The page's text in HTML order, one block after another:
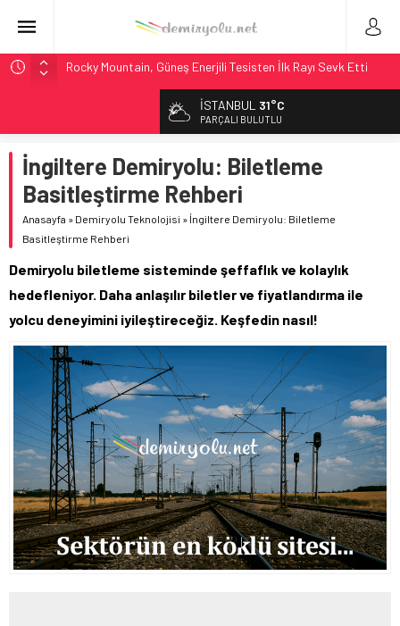
Rocky Mountain, Güneş Enerjili Tesisten İlk Rayı Sevk Etti
AAR, MIT ve Berkeley Dahil 4 Üniversiteyle Araştırma
Konsorsiyumu Başlattı
Long Beach Limanı’na 58 Milyon Dolarlık Yeşil Yatırım Ödülü
Madrid 6. Hat 2027’de Sürücüsüz: Kapasite %70 Artacak
NJ Transit’ten Tarihi Bütçe: 46 Yılın Rekoru Onaylandı
İSTANBUL 31°C
PARÇALI BULUTLU
İngiltere Demiryolu: Biletleme
Basitleştirme Rehberi
Anasayfa » Demiryolu Teknolojisi » İngiltere Demiryolu: Biletleme
Basitleştirme Rehberi
Demiryolu biletleme sisteminde şeffaflık ve kolaylık
hedefleniyor. Daha anlaşılır biletler ve fiyatlandırma ile
yolcu deneyimini iyileştireceğiz. Keşfedin nasıl!